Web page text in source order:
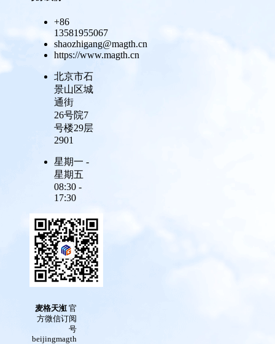
+86
13581955067
shaozhigang@magth.cn
https://www.magth.cn
北京市石
景山区城
通街
26号院7
号楼29层
2901
星期一 -
星期五
08:30 -
17:30
麦格天渱官
方微信订阅
号
beijingmagth